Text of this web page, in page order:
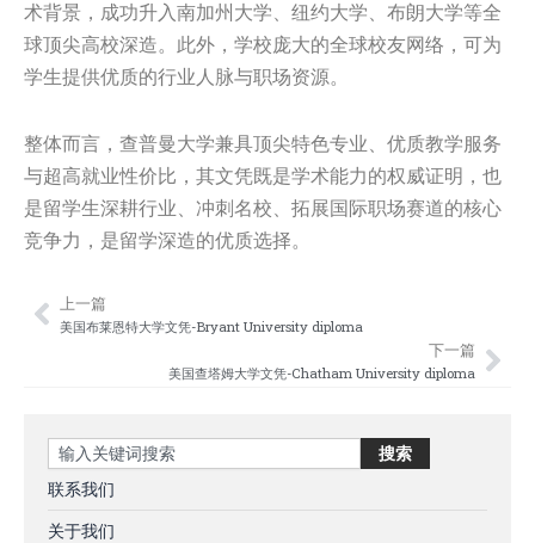
术背景，成功升入南加州大学、纽约大学、布朗大学等全
球顶尖高校深造。此外，学校庞大的全球校友网络，可为
学生提供优质的行业人脉与职场资源。
整体而言，查普曼大学兼具顶尖特色专业、优质教学服务
与超高就业性价比，其文凭既是学术能力的权威证明，也
是留学生深耕行业、冲刺名校、拓展国际职场赛道的核心
竞争力，是留学深造的优质选择。
Prev
上一篇
美国布莱恩特大学文凭-Bryant University diploma
下一篇
美国‌查塔姆大学文凭-Chatham University diploma
Search 搜索
联系我们
关于我们